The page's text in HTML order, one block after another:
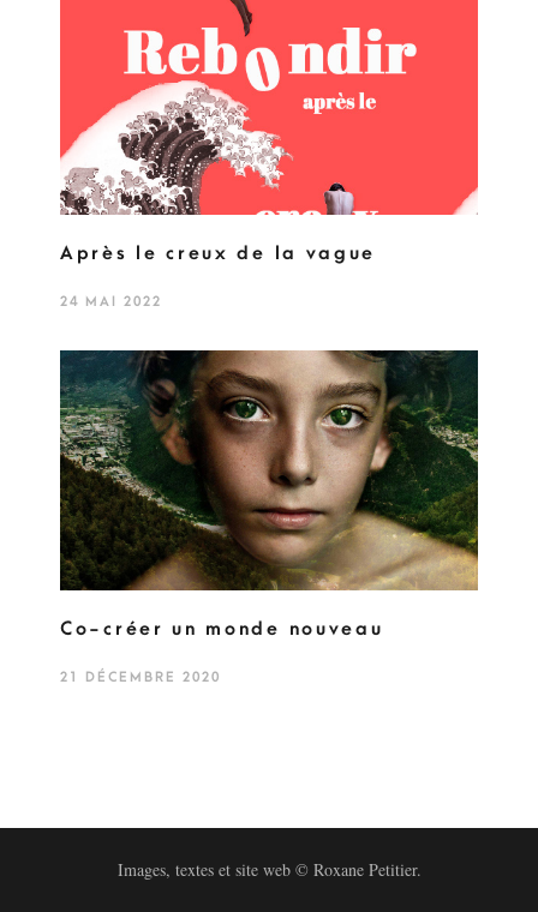
Après le creux de la vague
24 MAI 2022
Co-créer un monde nouveau
21 DÉCEMBRE 2020
Images, textes et site web © Roxane Petitier.